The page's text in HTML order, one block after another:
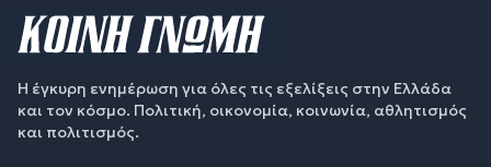
Η έγκυρη ενημέρωση για όλες τις εξελίξεις στην Ελλάδα
και τον κόσμο. Πολιτική, οικονομία, κοινωνία, αθλητισμός
και πολιτισμός.